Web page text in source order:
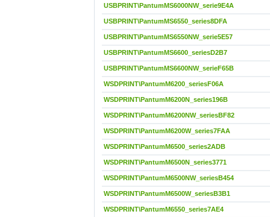
USBPRINT\PantumMS6000NW_serie9E4A
USBPRINT\PantumMS6550_series8DFA
USBPRINT\PantumMS6550NW_serie5E57
USBPRINT\PantumMS6600_seriesD2B7
USBPRINT\PantumMS6600NW_serieF65B
WSDPRINT\PantumM6200_seriesF06A
WSDPRINT\PantumM6200N_series196B
WSDPRINT\PantumM6200NW_seriesBF82
WSDPRINT\PantumM6200W_series7FAA
WSDPRINT\PantumM6500_series2ADB
WSDPRINT\PantumM6500N_series3771
WSDPRINT\PantumM6500NW_seriesB454
WSDPRINT\PantumM6500W_seriesB3B1
WSDPRINT\PantumM6550_series7AE4